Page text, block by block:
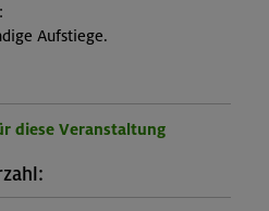
Aufstiege.
diese Veranstaltung